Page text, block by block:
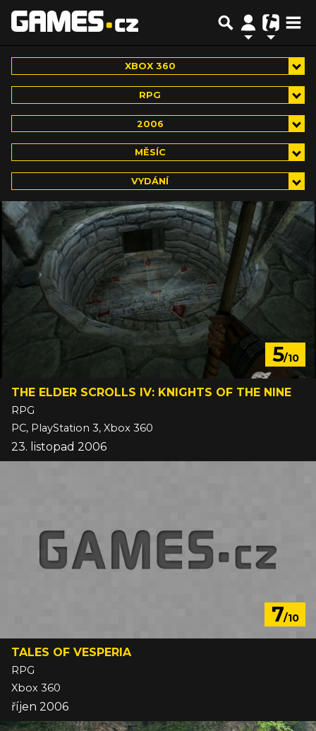
XBOX 360
RPG
2006
MĚSÍC
VYDÁNÍ
5/10
THE ELDER SCROLLS IV: KNIGHTS OF THE NINE
RPG
PC, PlayStation 3, Xbox 360
23. listopad 2006
7/10
TALES OF VESPERIA
RPG
Xbox 360
říjen 2006